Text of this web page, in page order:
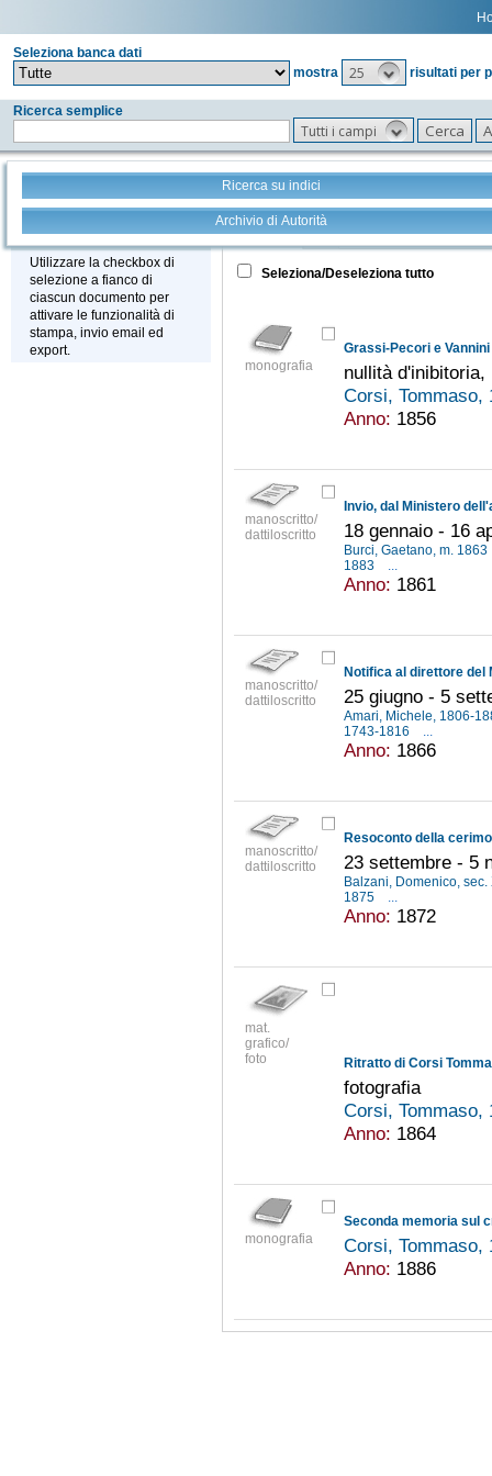
Seleziona banca dati
mostra
25 risultati per
Ricerca semplice
Tutti i campi
Ricerca su indici
Archivio di Autorità
Stampa - Email - Export
Utilizzare la checkbox di
selezione a fianco di
ciascun documento per
attivare le funzionalità di
stampa, invio email ed
export.
Tutto +
Seleziona/Deseleziona tutto
monografia
Grassi-Pecori e Vannini
nullità
Corsi, Tommaso,
Anno: 1856
manoscritto/
dattiloscritto
18 gennaio - 16
Burci, Gaetano, m. 1863
1883
...
Anno: 1861
manoscritto/
dattiloscritto
25 giugno - 5
Amari, Michele, 1806-
1743-1816
...
Anno: 1866
manoscritto/
dattiloscritto
23 settembre - 5
Balzani, Domenico,
1875
...
Anno: 1872
mat.
grafico/
foto
Ritratto di Corsi
fotografia
Corsi, Tommaso,
Anno: 1864
monografia
Seconda memoria sul
Corsi, Tommaso,
Anno: 1886